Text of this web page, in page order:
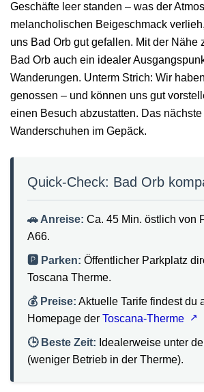
Geschäfte leer standen – was der
melancholischen Beigeschmack
uns Bad Orb gut gefallen. Mit der Nähe
Bad Orb auch ein idealer
Wanderungen. Unterm Strich: Wir
genossen – und können uns gut
einen Besuch abzustatten. Das
Wanderschuhen im Gepäck.
Quick-Check: Bad Orb
🚗 Anreise: Ca. 45 Min. östlich von
A66.
🅿️ Parken: Öffentlicher Parkplatz
Toscana Therme.
💰 Preise: Aktuelle Tarife findest du
Homepage der Toscana-Therme
🕒 Beste Zeit: Idealerweise unter
(weniger Betrieb in der Therme).